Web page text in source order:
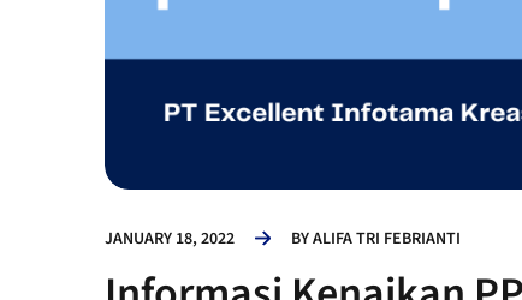
JANUARY 18, 2022 BYALIFA TRI FEBRIANTI